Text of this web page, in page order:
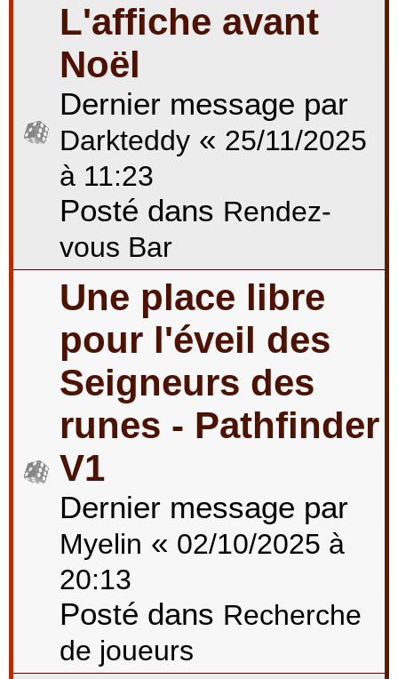
L'affiche avant
Noël
Dernier message par
Darkteddy « 25/11/2025
à 11:23
Posté dans Rendez-
vous Bar
Une place libre
pour l'éveil des
Seigneurs des
runes - Pathfinder
V1
Dernier message par
Myelin « 02/10/2025 à
20:13
Posté dans Recherche
de joueurs